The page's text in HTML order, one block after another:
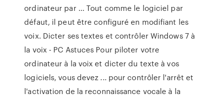
ordinateur par ... Tout comme le logiciel par
défaut, il peut être configuré en modifiant les
voix. Dicter ses textes et contrôler Windows 7 à
la voix - PC Astuces Pour piloter votre
ordinateur à la voix et dicter du texte à vos
logiciels, vous devez ... pour contrôler l'arrêt et
l'activation de la reconnaissance vocale à la